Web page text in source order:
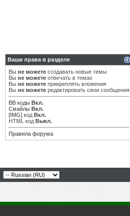
Ваши права в разделе
Вы не можете создавать новые темы
Вы не можете отвечать в темах
Вы не можете прикреплять вложения
Вы не можете редактировать свои сообщения
BB коды Вкл.
Смайлы Вкл.
[IMG] код Вкл.
HTML код Выкл.
Правила форума